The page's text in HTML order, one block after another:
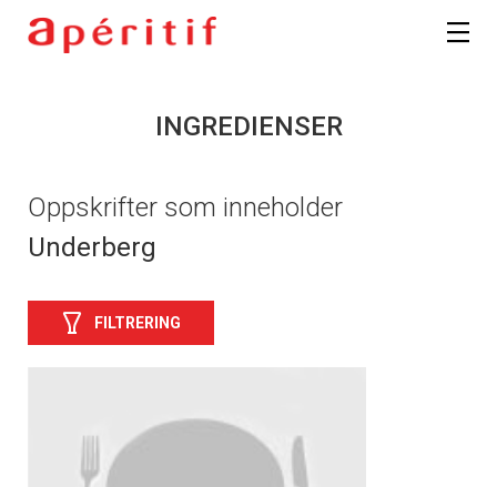
INGREDIENSER
Oppskrifter som inneholder
Underberg
FILTRERING